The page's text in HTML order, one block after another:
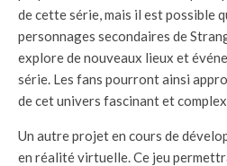
de cette série, mais il est possible
personnages secondaires de
explore de nouveaux lieux et
série. Les fans pourront ainsi
de cet univers fascinant et
Un autre projet en cours de
en réalité virtuelle. Ce jeu